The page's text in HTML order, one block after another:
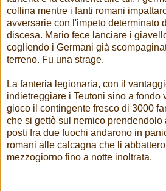
collina mentre i fanti romani
avversarie con l'impeto determinato
discesa. Mario fece lanciare i
cogliendo i Germani già
terreno. Fu una strage.
La fanteria legionaria, con il
indietreggiare i Teutoni sino a fondo
gioco il contingente fresco di 3000
che si gettò sul nemico prendendolo
posti fra due fuochi andarono in
romani alle calcagna che li
mezzogiorno fino a notte inoltrata.